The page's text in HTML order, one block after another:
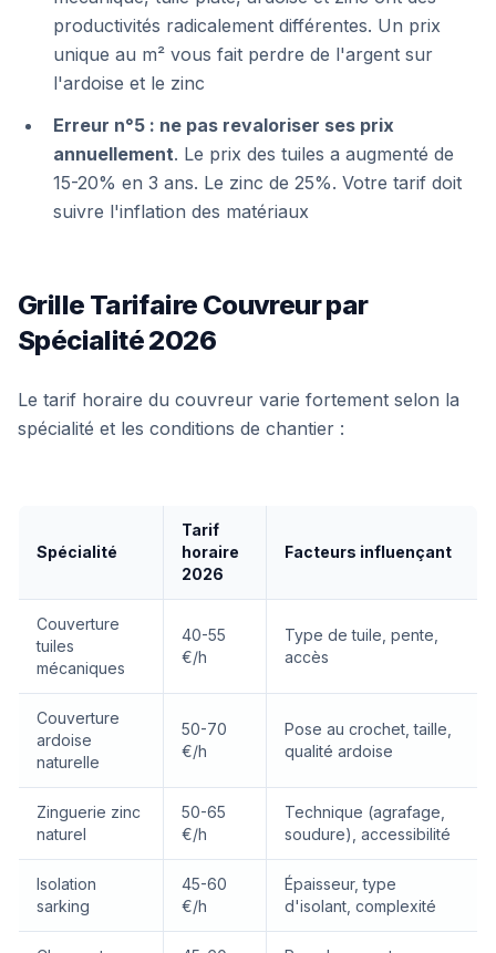
productivités radicalement différentes. Un prix
unique au m² vous fait perdre de l'argent sur
l'ardoise et le zinc
Erreur n°5 : ne pas revaloriser ses prix
annuellement. Le prix des tuiles a augmenté de
15-20% en 3 ans. Le zinc de 25%. Votre tarif doit
suivre l'inflation des matériaux
Grille Tarifaire Couvreur par
Spécialité 2026
Le tarif horaire du couvreur varie fortement selon la
spécialité et les conditions de chantier :
Spécialité
Tarif
horaire
2026
Facteurs influençant
Couverture
tuiles
mécaniques
40-55
€/h
Type de tuile, pente,
accès
Couverture
ardoise
naturelle
50-70
€/h
Pose au crochet, taille,
qualité ardoise
Zinguerie zinc
naturel
50-65
€/h
Technique (agrafage,
soudure), accessibilité
Isolation
sarking
45-60
€/h
Épaisseur, type
d'isolant, complexité